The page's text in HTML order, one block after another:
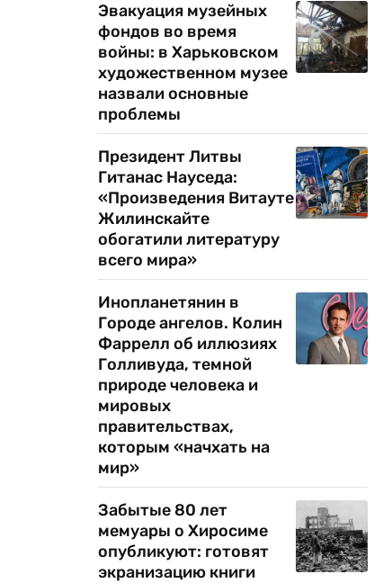
Эвакуация музейных
фондов во время
войны: в Харьковском
художественном музее
назвали основные
проблемы
Президент Литвы
Гитанас Науседа:
«Произведения Витауте
Жилинскайте
обогатили литературу
всего мира»
Инопланетянин в
Городе ангелов. Колин
Фаррелл об иллюзиях
Голливуда, темной
природе человека и
мировых
правительствах,
которым «начхать на
мир»
Забытые 80 лет
мемуары о Хиросиме
опубликуют: готовят
экранизацию книги